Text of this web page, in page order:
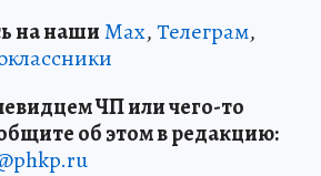
на нашиMax,Телеграм,
ЧП или чего-то
об этом в редакцию: